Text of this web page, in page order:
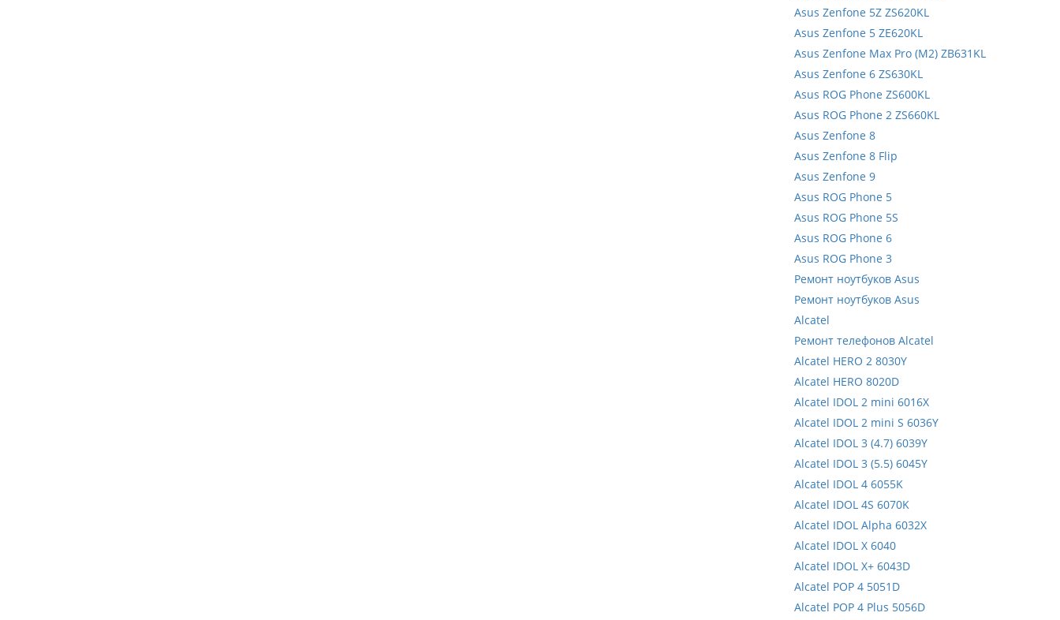
Asus Zenfone 5Z ZS620KL
Asus Zenfone 5 ZE620KL
Asus Zenfone Max Pro (M2) ZB631KL
Asus Zenfone 6 ZS630KL
Asus ROG Phone ZS600KL
Asus ROG Phone 2 ZS660KL
Asus Zenfone 8
Asus Zenfone 8 Flip
Asus Zenfone 9
Asus ROG Phone 5
Asus ROG Phone 5S
Asus ROG Phone 6
Asus ROG Phone 3
Ремонт ноутбуков Asus
Ремонт ноутбуков Asus
Alcatel
Ремонт телефонов Alcatel
Alcatel HERO 2 8030Y
Alcatel HERO 8020D
Alcatel IDOL 2 mini 6016X
Alcatel IDOL 2 mini S 6036Y
Alcatel IDOL 3 (4.7) 6039Y
Alcatel IDOL 3 (5.5) 6045Y
Alcatel IDOL 4 6055K
Alcatel IDOL 4S 6070K
Alcatel IDOL Alpha 6032X
Alcatel IDOL X 6040
Alcatel IDOL X+ 6043D
Alcatel POP 4 5051D
Alcatel POP 4 Plus 5056D